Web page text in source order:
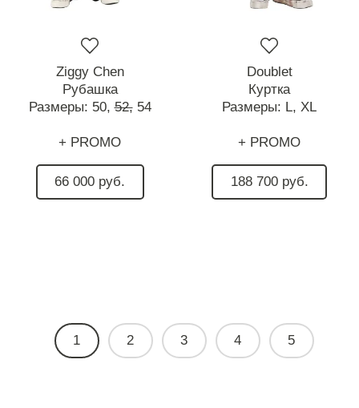
Ziggy Chen
Рубашка
Размеры: 50, 52, 54
+ PROMO
66 000 руб.
Doublet
Куртка
Размеры: L, XL
+ PROMO
188 700 руб.
1 2 3 4 5